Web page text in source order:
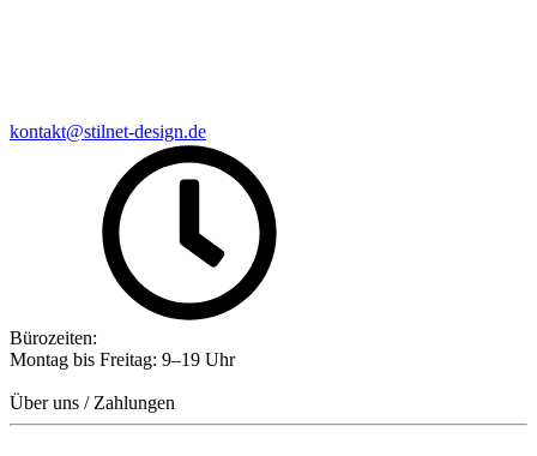
kontakt@stilnet-design.de
Bürozeiten:
Montag bis Freitag: 9–19 Uhr
Über uns / Zahlungen